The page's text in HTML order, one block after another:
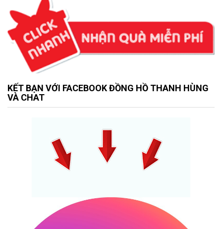
KẾT BẠN VỚI FACEBOOK ĐỒNG HỒ THANH HÙNG
VÀ CHAT